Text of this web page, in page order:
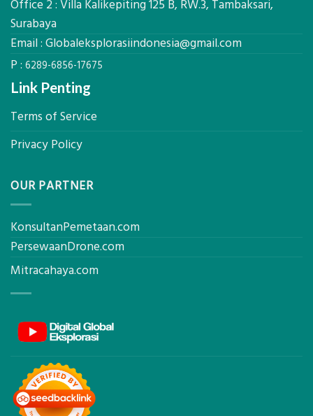
Pondasi
Office 2 : Villa Kalikepiting 125 B, RW.3, Tambaksari,
Surabaya
Email : Globaleksplorasiindonesia@gmail.com
P : 6289-6856-17675
Link Penting
Terms of Service
Privacy Policy
OUR PARTNER
KonsultanPemetaan.com
PersewaanDrone.com
Mitracahaya.com